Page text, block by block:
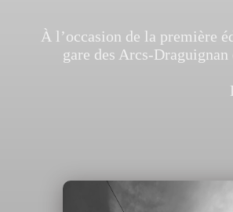
À l’occasion de la première
gare des Arcs-